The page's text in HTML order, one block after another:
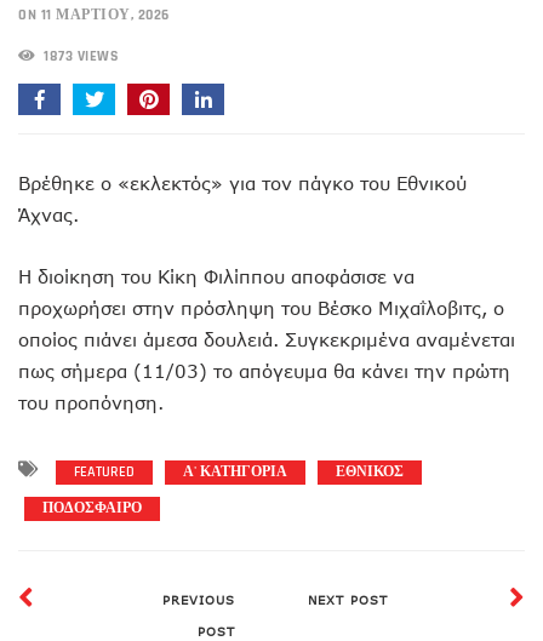
ON 11 ΜΑΡΤΊΟΥ, 2026
1873 VIEWS
Bρέθηκε ο «εκλεκτός» για τον πάγκο του Εθνικού
Άχνας.
Η διοίκηση του Κίκη Φιλίππου αποφάσισε να
προχωρήσει στην πρόσληψη του Βέσκο Μιχαΐλοβιτς, ο
οποίος πιάνει άμεσα δουλειά. Συγκεκριμένα αναμένεται
πως σήμερα (11/03) το απόγευμα θα κάνει την πρώτη
του προπόνηση.
FEATURED Α' ΚΑΤΗΓΟΡΙΑ
ΕΘΝΙΚΟΣ
ΠΟΔΟΣΦΑΙΡΟ
PREVIOUS
POST
NEXT POST